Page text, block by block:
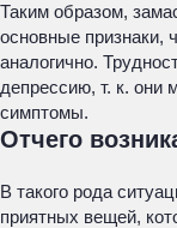
Таким образом,
основные признаки,
аналогично.
депрессию, т. к. они
симптомы.
Отчего
В такого рода
приятных вещей,